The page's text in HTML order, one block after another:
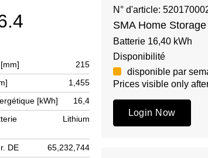
215
1,455
[kWh]
16,4
Lithium
DE
65,232,744
N° d'article:
SMA Home
Batterie 16,40 kWh
Disponibilité
disponible par
Prices visible only
Login Now